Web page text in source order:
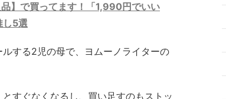
】で買ってます！「1,990円でいい
し5選
する2児の母で、ヨムーノライターの
すぐなくなるし、買い足すのもストッ